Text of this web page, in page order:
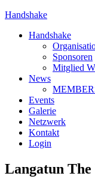
Handshake
Handshake
Sponsoren
Mitglied
News
Events
Galerie
Netzwerk
Kontakt
Login
Langatun The